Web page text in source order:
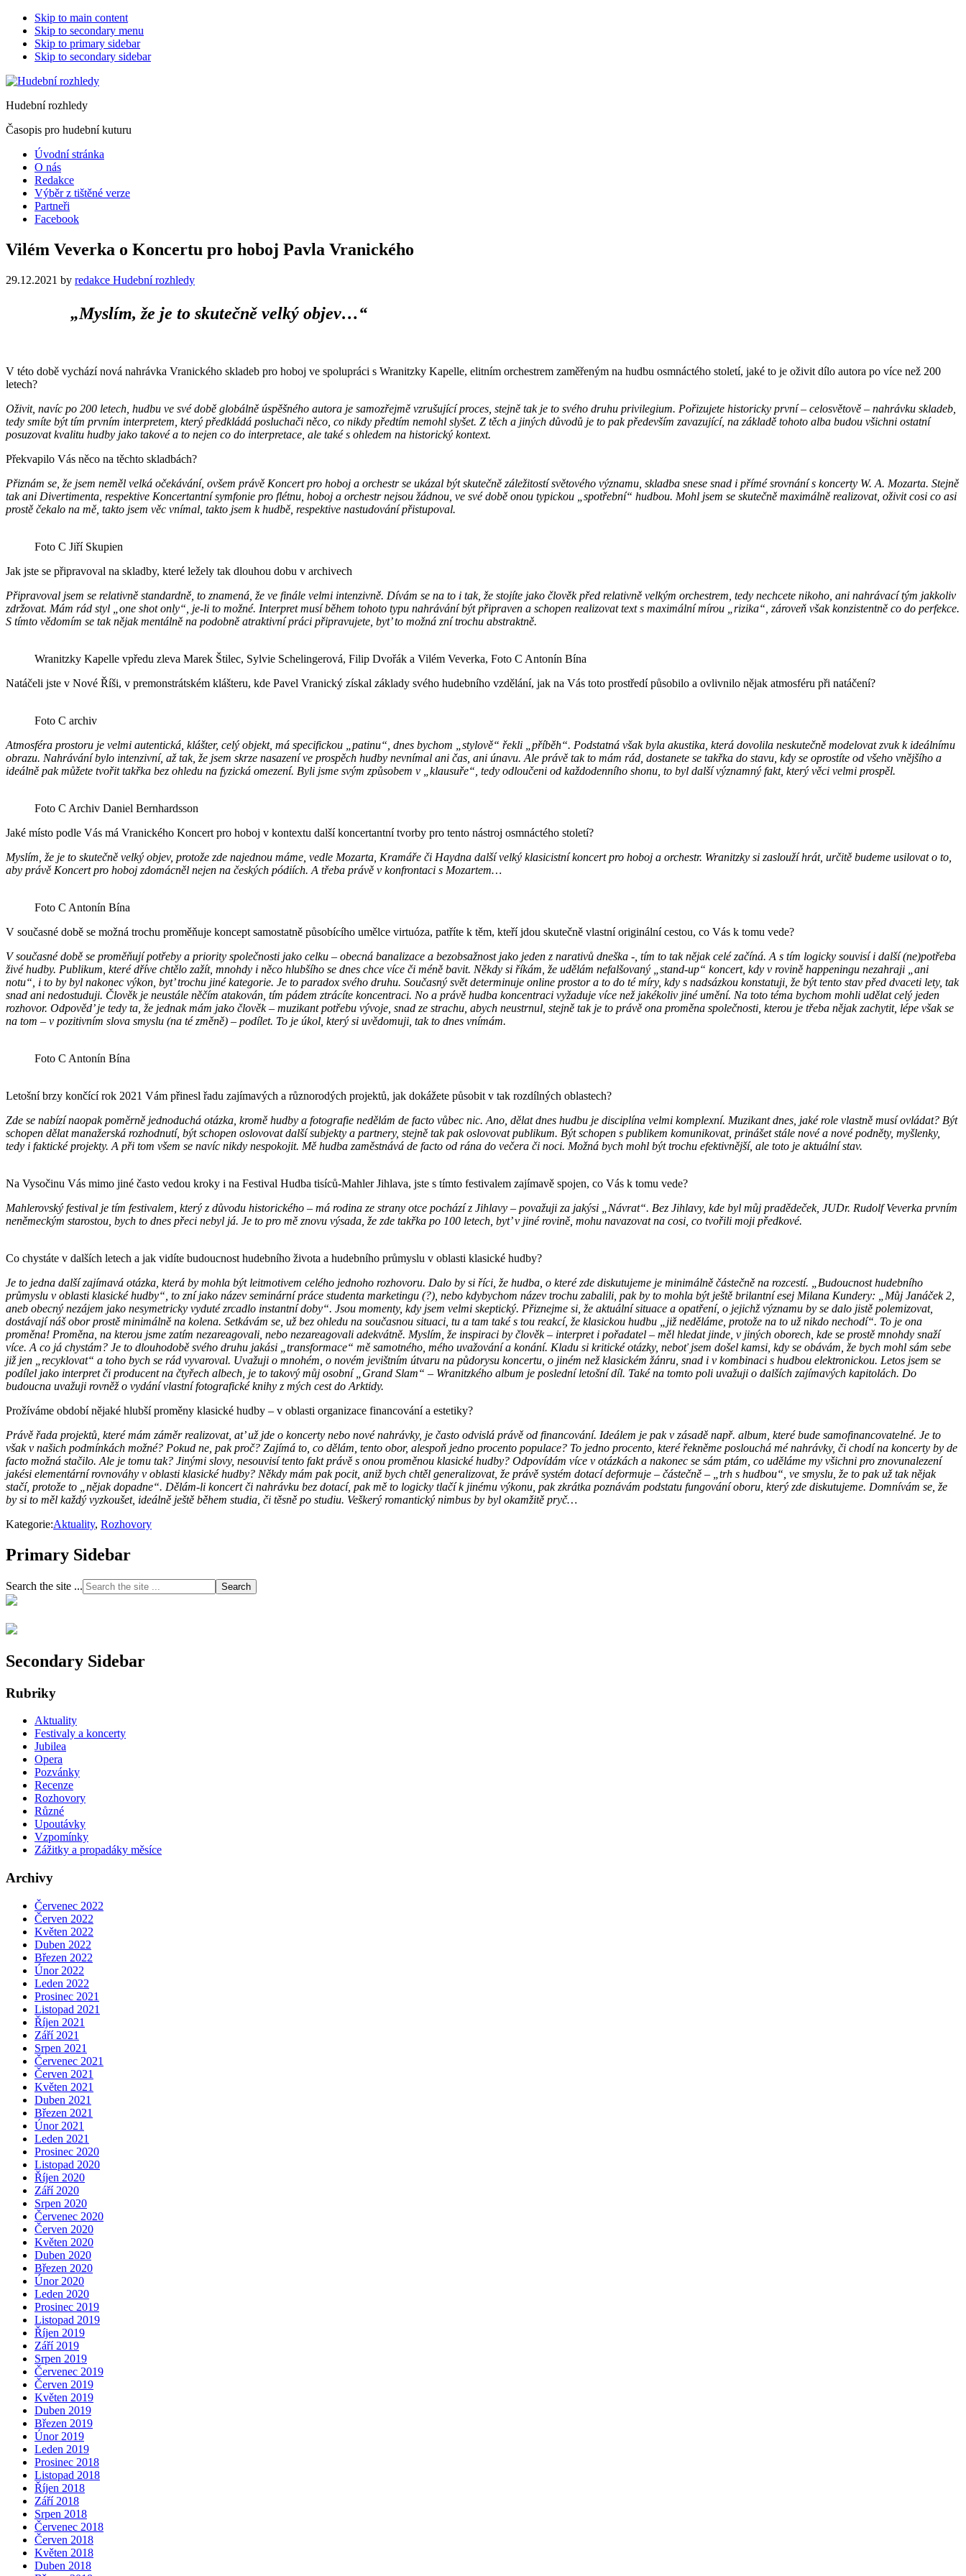
Skip to main content
Skip to secondary menu
Skip to primary sidebar
Skip to secondary sidebar
Hudební rozhledy
Časopis pro hudební kuturu
Úvodní stránka
O nás
Redakce
Výběr z tištěné verze
Partneři
Facebook
Vilém Veverka o Koncertu pro hoboj Pavla Vranického
29.12.2021 by redakce Hudební rozhledy
„Myslím, že je to skutečně velký objev…“
V této době vychází nová nahrávka Vranického skladeb pro hoboj ve spolupráci s Wranitzky Kapelle, elitním orchestrem zaměřeným na hudbu osmnáctého století, jaké to je oživit dílo autora po více než 200
letech?
Oživit, navíc po 200 letech, hudbu ve své době globálně úspěšného autora je samozřejmě vzrušující proces, stejně tak je to svého druhu privilegium. Pořizujete historicky první – celosvětově – nahrávku skladeb,
tedy smíte být tím prvním interpretem, který předkládá posluchači něco, co nikdy předtím nemohl slyšet. Z těch a jiných důvodů je to pak především zavazující, na základě tohoto alba budou všichni ostatní
posuzovat kvalitu hudby jako takové a to nejen co do interpretace, ale také s ohledem na historický kontext.
Překvapilo Vás něco na těchto skladbách?
Přiznám se, že jsem neměl velká očekávání, ovšem právě Koncert pro hoboj a orchestr se ukázal být skutečně záležitostí světového významu, skladba snese snad i přímé srovnání s koncerty W. A. Mozarta. Stejně
tak ani Divertimenta, respektive Koncertantní symfonie pro flétnu, hoboj a orchestr nejsou žádnou, ve své době onou typickou „spotřební“ hudbou. Mohl jsem se skutečně maximálně realizovat, oživit cosi co asi
prostě čekalo na mě, takto jsem věc vnímal, takto jsem k hudbě, respektive nastudování přistupoval.
Foto C Jiří Skupien
Jak jste se připravoval na skladby, které ležely tak dlouhou dobu v archivech
Připravoval jsem se relativně standardně, to znamená, že ve finále velmi intenzivně. Dívám se na to i tak, že stojíte jako člověk před relativně velkým orchestrem, tedy nechcete nikoho, ani nahrávací tým jakkoliv
zdržovat. Mám rád styl „one shot only“, je-li to možné. Interpret musí během tohoto typu nahrávání být připraven a schopen realizovat text s maximální mírou „rizika“, zároveň však konzistentně co do perfekce.
S tímto vědomím se tak nějak mentálně na podobně atraktivní práci připravujete, byt’ to možná zní trochu abstraktně.
Wranitzky Kapelle vpředu zleva Marek Štilec, Sylvie Schelingerová, Filip Dvořák a Vilém Veverka, Foto C Antonín Bína
Natáčeli jste v Nové Říši, v premonstrátském klášteru, kde Pavel Vranický získal základy svého hudebního vzdělání, jak na Vás toto prostředí působilo a ovlivnilo nějak atmosféru při natáčení?
Foto C archiv
Atmosféra prostoru je velmi autentická, klášter, celý objekt, má specifickou „patinu“, dnes bychom „stylově“ řekli „příběh“. Podstatná však byla akustika, která dovolila neskutečně modelovat zvuk k ideálnímu
obrazu. Nahrávání bylo intenzivní, až tak, že jsem skrze nasazení ve prospěch hudby nevnímal ani čas, ani únavu. Ale právě tak to mám rád, dostanete se takřka do stavu, kdy se oprostíte od všeho vnějšího a
ideálně pak můžete tvořit takřka bez ohledu na fyzická omezení. Byli jsme svým způsobem v „klausuře“, tedy odloučeni od každodenního shonu, to byl další významný fakt, který věci velmi prospěl.
Foto C Archiv Daniel Bernhardsson
Jaké místo podle Vás má Vranického Koncert pro hoboj v kontextu další koncertantní tvorby pro tento nástroj osmnáctého století?
Myslím, že je to skutečně velký objev, protože zde najednou máme, vedle Mozarta, Kramáře či Haydna další velký klasicistní koncert pro hoboj a orchestr. Wranitzky si zaslouží hrát, určitě budeme usilovat o to,
aby právě Koncert pro hoboj zdomácněl nejen na českých pódiích. A třeba právě v konfrontaci s Mozartem…
Foto C Antonín Bína
V současné době se možná trochu proměňuje koncept samostatně působícího umělce virtuóza, patříte k těm, kteří jdou skutečně vlastní originální cestou, co Vás k tomu vede?
V současné době se proměňují potřeby a priority společnosti jako celku – obecná banalizace a bezobsažnost jako jeden z narativů dneška -, tím to tak nějak celé začíná. A s tím logicky souvisí i další (ne)potřeba
živé hudby. Publikum, které dříve chtělo zažít, mnohdy i něco hlubšího se dnes chce více či méně bavit. Někdy si říkám, že udělám nefalšovaný „stand-up“ koncert, kdy v rovině happeningu nezahraji „ani
notu“, i to by byl nakonec výkon, byt’ trochu jiné kategorie. Je to paradox svého druhu. Současný svět determinuje online prostor a to do té míry, kdy s nadsázkou konstatuji, že být tento stav před dvaceti lety, tak
snad ani nedostuduji. Člověk je neustále něčím atakován, tím pádem ztrácíte koncentraci. No a právě hudba koncentraci vyžaduje více než jakékoliv jiné umění. Na toto téma bychom mohli udělat celý jeden
rozhovor. Odpověd’ je tedy ta, že jednak mám jako člověk – muzikant potřebu vývoje, snad ze strachu, abych neustrnul, stejně tak je to právě ona proměna společnosti, kterou je třeba nějak zachytit, lépe však se
na tom – v pozitivním slova smyslu (na té změně) – podílet. To je úkol, který si uvědomuji, tak to dnes vnímám.
Foto C Antonín Bína
Letošní brzy končící rok 2021 Vám přinesl řadu zajímavých a různorodých projektů, jak dokážete působit v tak rozdílných oblastech?
Zde se nabízí naopak poměrně jednoduchá otázka, kromě hudby a fotografie nedělám de facto vůbec nic. Ano, dělat dnes hudbu je disciplína velmi komplexní. Muzikant dnes, jaké role vlastně musí ovládat? Být
schopen dělat manažerská rozhodnutí, být schopen oslovovat další subjekty a partnery, stejně tak pak oslovovat publikum. Být schopen s publikem komunikovat, prinášet stále nové a nové podněty, myšlenky,
tedy i faktické projekty. A při tom všem se navíc nikdy nespokojit. Mě hudba zaměstnává de facto od rána do večera či noci. Možná bych mohl být trochu efektivnější, ale toto je aktuální stav.
Na Vysočinu Vás mimo jiné často vedou kroky i na Festival Hudba tisíců-Mahler Jihlava, jste s tímto festivalem zajímavě spojen, co Vás k tomu vede?
Mahlerovský festival je tím festivalem, který z důvodu historického – má rodina ze strany otce pochází z Jihlavy – považuji za jakýsi „Návrat“. Bez Jihlavy, kde byl můj pradědeček, JUDr. Rudolf Veverka prvním
neněmeckým starostou, bych to dnes přeci nebyl já. Je to pro mě znovu výsada, že zde takřka po 100 letech, byt’ v jiné rovině, mohu navazovat na cosi, co tvořili moji předkové.
Co chystáte v dalších letech a jak vidíte budoucnost hudebního života a hudebního průmyslu v oblasti klasické hudby?
Je to jedna další zajímavá otázka, která by mohla být leitmotivem celého jednoho rozhovoru. Dalo by si říci, že hudba, o které zde diskutujeme je minimálně částečně na rozcestí. „Budoucnost hudebního
průmyslu v oblasti klasické hudby“, to zní jako název seminární práce studenta marketingu (?), nebo kdybychom název trochu zabalili, pak by to mohla být ještě brilantní esej Milana Kundery: „Můj Janáček 2,
aneb obecný nezájem jako nesymetricky vyduté zrcadlo instantní doby“. Jsou momenty, kdy jsem velmi skeptický. Přiznejme si, že aktuální situace a opatření, o jejichž významu by se dalo jistě polemizovat,
dostávají náš obor prostě minimálně na kolena. Setkávám se, už bez ohledu na současnou situaci, tu a tam také s tou reakcí, že klasickou hudbu „již neděláme, protože na to už nikdo nechodí“. To je ona
proměna! Proměna, na kterou jsme zatím nezareagovali, nebo nezareagovali adekvátně. Myslím, že inspiraci by člověk – interpret i pořadatel – měl hledat jinde, v jiných oborech, kde se prostě mnohdy snaží
více. A co já chystám? Je to dlouhodobě svého druhu jakási „transformace“ mě samotného, mého uvažování a konání. Kladu si kritické otázky, neboť jsem došel kamsi, kdy se obávám, že bych mohl sám sebe
již jen „recyklovat“ a toho bych se rád vyvaroval. Uvažuji o mnohém, o novém jevištním útvaru na půdorysu koncertu, o jiném než klasickém žánru, snad i v kombinaci s hudbou elektronickou. Letos jsem se
podílel jako interpret či producent na čtyřech albech, je to takový můj osobní „Grand Slam“ – Wranitzkého album je poslední letošní díl. Také na tomto poli uvažuji o dalších zajímavých kapitolách. Do
budoucna uvažuji rovněž o vydání vlastní fotografické knihy z mých cest do Arktidy.
Prožíváme období nějaké hlubší proměny klasické hudby – v oblasti organizace financování a estetiky?
Právě řada projektů, které mám záměr realizovat, at’ už jde o koncerty nebo nové nahrávky, je často odvislá právě od financování. Ideálem je pak v zásadě např. album, které bude samofinancovatelné. Je to
však v našich podmínkách možné? Pokud ne, pak proč? Zajímá to, co dělám, tento obor, alespoň jedno procento populace? To jedno procento, které řekněme poslouchá mé nahrávky, či chodí na koncerty by de
facto možná stačilo. Ale je tomu tak? Jinými slovy, nesouvisí tento fakt právě s onou proměnou klasické hudby? Odpovídám více v otázkách a nakonec se sám ptám, co uděláme my všichni pro znovunalezení
jakési elementární rovnováhy v oblasti klasické hudby? Někdy mám pak pocit, aniž bych chtěl generalizovat, že právě systém dotací deformuje – částečně – „trh s hudbou“, ve smyslu, že to pak už tak nějak
stačí, protože to „nějak dopadne“. Dělám-li koncert či nahrávku bez dotací, pak mě to logicky tlačí k jinému výkonu, pak zkrátka poznávám podstatu fungování oboru, který zde diskutujeme. Domnívám se, že
by si to měl každý vyzkoušet, ideálně ještě během studia, či těsně po studiu. Veškerý romantický nimbus by byl okamžitě pryč…
Kategorie:Aktuality, Rozhovory
Primary Sidebar
Search the site ...
Secondary Sidebar
Rubriky
Aktuality
Festivaly a koncerty
Jubilea
Opera
Pozvánky
Recenze
Rozhovory
Různé
Upoutávky
Vzpomínky
Zážitky a propadáky měsíce
Archivy
Červenec 2022
Červen 2022
Květen 2022
Duben 2022
Březen 2022
Únor 2022
Leden 2022
Prosinec 2021
Listopad 2021
Říjen 2021
Září 2021
Srpen 2021
Červenec 2021
Červen 2021
Květen 2021
Duben 2021
Březen 2021
Únor 2021
Leden 2021
Prosinec 2020
Listopad 2020
Říjen 2020
Září 2020
Srpen 2020
Červenec 2020
Červen 2020
Květen 2020
Duben 2020
Březen 2020
Únor 2020
Leden 2020
Prosinec 2019
Listopad 2019
Říjen 2019
Září 2019
Srpen 2019
Červenec 2019
Červen 2019
Květen 2019
Duben 2019
Březen 2019
Únor 2019
Leden 2019
Prosinec 2018
Listopad 2018
Říjen 2018
Září 2018
Srpen 2018
Červenec 2018
Červen 2018
Květen 2018
Duben 2018